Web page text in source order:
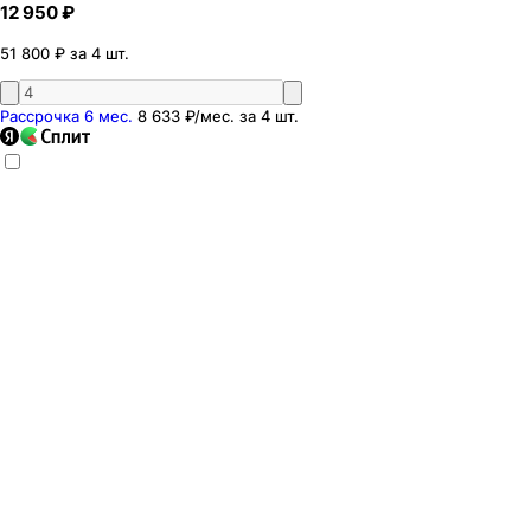
12 950 ₽
51 800 ₽ за 4 шт.
Рассрочка 6 мес. 8 633 ₽/мес. за 4 шт.